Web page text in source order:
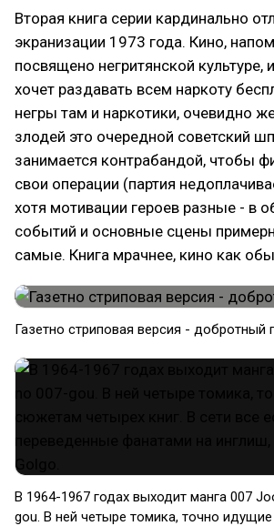
Вторая книга серии кардинально
экранизации 1973 года. Кино,
посвящено негритянской культуре,
хочет раздавать всем наркоту
негры там и наркотики, очевидно
злодей это очередной советский
занимается контрабандой, чтобы
свои операции (партия
хотя мотивации героев разные - в
событий и основные сцены
самые. Книга мрачнее, кино как
Газетно стриповая версия - добротный
В 1964-1967 годах выходит манга 007
gou. В ней четыре томика, точно